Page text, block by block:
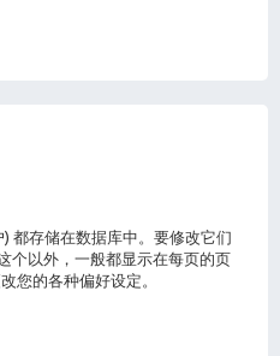
都存储在数据库中。要修改它们
个以外，一般都显示在每页的页
您的各种偏好设定。